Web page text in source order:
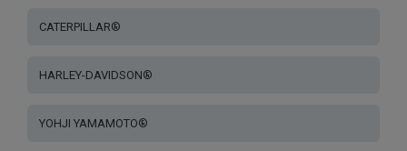
CATERPILLAR®
HARLEY-DAVIDSON®
YOHJI YAMAMOTO®